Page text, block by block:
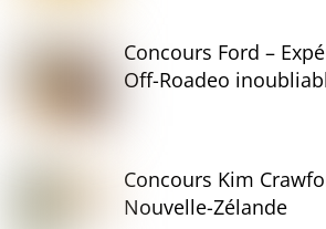
Concours Ford –
Off-Roadeo
Concours Kim
Nouvelle-Zélande